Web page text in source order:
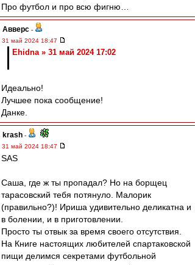
Про футбол и про всю фигню…
Авверс -
31 май 2024 18:47
Ehidna » 31 май 2024 17:02
Идеально!
Лучшее пока сообщение!
Данке.
krash -
31 май 2024 18:47
SAS
Саша, где ж ты пропадал? Но на борщец
тарасовский тебя потянуло. Малорик
(правильно?)! Ириша удивительно деликатна и
в болении, и в приготовлении.
Просто ты отвык за время своего отсутствия.
На Книге настоящих любителей спартаковской
пищи делимся секретами футбольной